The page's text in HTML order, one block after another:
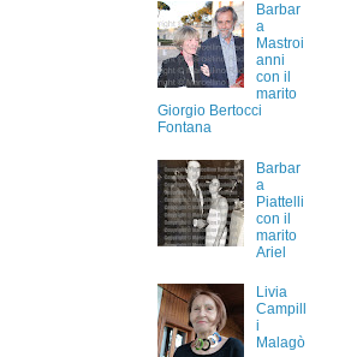
Barbar
a
Mastroi
anni
con il
marito
Giorgio Bertocci
Fontana
Barbar
a
Piattelli
con il
marito
Ariel
Livia
Campill
i
Malagò